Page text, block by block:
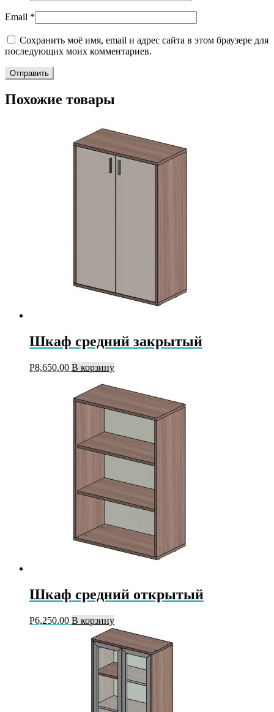
Email *
Сохранить моё имя, email и адрес сайта в этом браузере для
последующих моих комментариев.
Похожие товары
Шкаф средний закрытый
Р8,650.00 В корзину
Шкаф средний открытый
Р6,250.00 В корзину